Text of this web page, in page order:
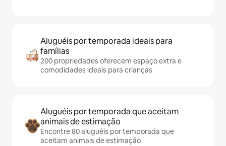
Aluguéis por temporada ideais para
famílias
200 propriedades oferecem espaço extra e
comodidades ideais para crianças
Aluguéis por temporada que aceitam
animais de estimação
Encontre 80 aluguéis por temporada que
aceitam animais de estimação